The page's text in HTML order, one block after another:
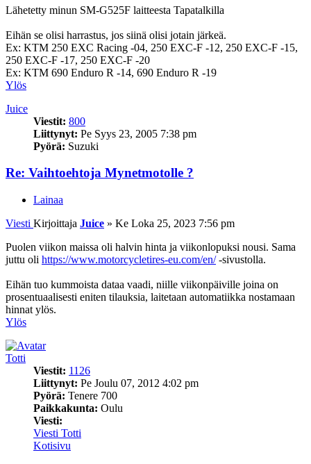
Lähetetty minun SM-G525F laitteesta Tapatalkilla
Eihän se olisi harrastus, jos siinä olisi jotain järkeä.
Ex: KTM 250 EXC Racing -04, 250 EXC-F -12, 250 EXC-F -15,
250 EXC-F -17, 250 EXC-F -20
Ex: KTM 690 Enduro R -14, 690 Enduro R -19
Ylös
Juice
Viestit: 800
Liittynyt: Pe Syys 23, 2005 7:38 pm
Pyörä: Suzuki
Re: Vaihtoehtoja Mynetmotolle ?
Lainaa
Viesti Kirjoittaja Juice » Ke Loka 25, 2023 7:56 pm
Puolen viikon maissa oli halvin hinta ja viikonlopuksi nousi. Sama
juttu oli https://www.motorcycletires-eu.com/en/-sivustolla.
Eihän tuo kummoista dataa vaadi, niille viikonpäiville joina on
prosentuaalisesti eniten tilauksia, laitetaan automatiikka nostamaan
hinnat ylös.
Ylös
Totti
Viestit: 1126
Liittynyt: Pe Joulu 07, 2012 4:02 pm
Pyörä: Tenere 700
Paikkakunta: Oulu
Viesti:
Viesti Totti
Kotisivu